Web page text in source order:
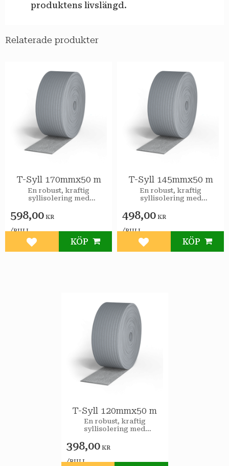
produktens livslängd.
Relaterade produkter
T-Syll 170mmx50 m
En robust, kraftig
syllisolering med
fukttätande egenskaper
som har minst 50 års
åldringsbeständighet.
598,00 KR
/RULL
Lägg till i favoriter
KÖP
T-Syll 145mmx50 m
En robust, kraftig
syllisolering med
fukttätande egenskaper
som har minst 50 års
åldringsbeständighet.
498,00 KR
/RULL
Lägg till i favoriter
KÖP
T-Syll 120mmx50 m
En robust, kraftig
syllisolering med
fukttätande egenskaper
som har minst 50 års
åldringsbeständighet.
398,00KR
/RULL